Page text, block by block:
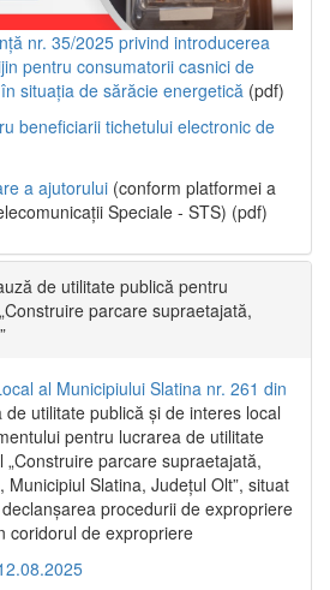
nr. 35/2025 privind introducerea
pentru consumatorii casnici de
situația de sărăcie energetică (pdf)
beneficiarii tichetului electronic de
a ajutorului (conform platformei a
Speciale - STS) (pdf)
de utilitate publică pentru
parcare supraetajată,
al Municipiului Slatina nr. 261 din
de utilitate publică și de interes local
pentru lucrarea de utilitate
parcare supraetajată,
Slatina, Județul Olt”, situat
procedurii de expropriere
coridorul de expropriere